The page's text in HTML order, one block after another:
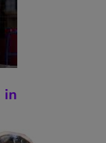
in